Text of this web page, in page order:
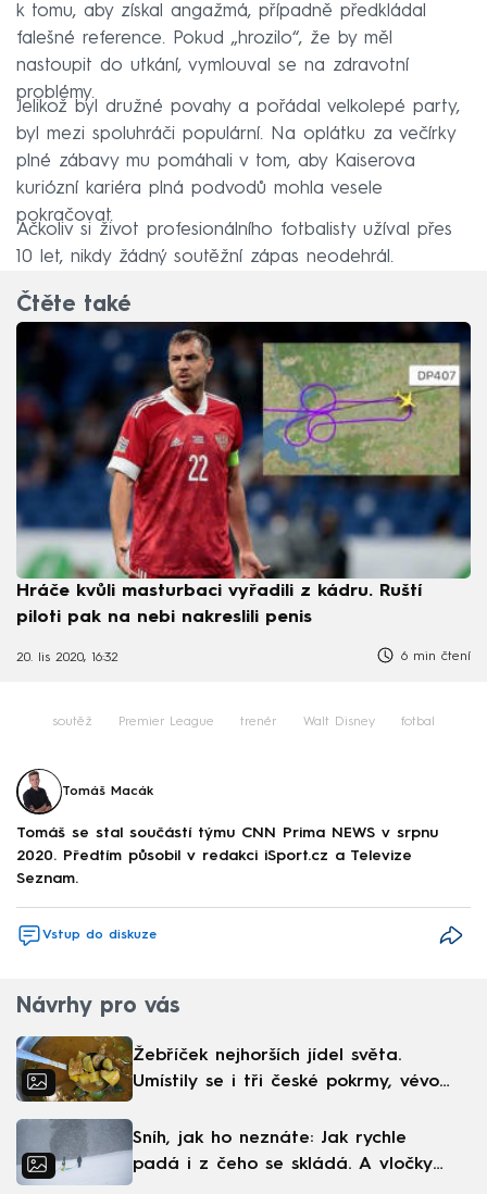
k tomu, aby získal angažmá, případně předkládal
falešné reference. Pokud „hrozilo“, že by měl
nastoupit do utkání, vymlouval se na zdravotní
problémy.
Jelikož byl družné povahy a pořádal velkolepé party,
byl mezi spoluhráči populární. Na oplátku za večírky
plné zábavy mu pomáhali v tom, aby Kaiserova
kuriózní kariéra plná podvodů mohla vesele
pokračovat.
Ačkoliv si život profesionálního fotbalisty užíval přes
10 let, nikdy žádný soutěžní zápas neodehrál.
Čtěte také
Hráče kvůli masturbaci vyřadili z kádru. Ruští
piloti pak na nebi nakreslili penis
20. lis 2020, 16:32 6 min čtení
soutěž Premier League trenér Walt Disney fotbal
Tomáš Macák
Tomáš se stal součástí týmu CNN Prima NEWS v srpnu
2020. Předtím působil v redakci iSport.cz a Televize
Seznam.
Vstup do diskuze
Návrhy pro vás
Žebříček nejhorších jídel světa.
Umístily se i tři české pokrmy, vévodí
Sníh, jak ho neznáte: Jak rychle
padá i z čeho se skládá. A vločky